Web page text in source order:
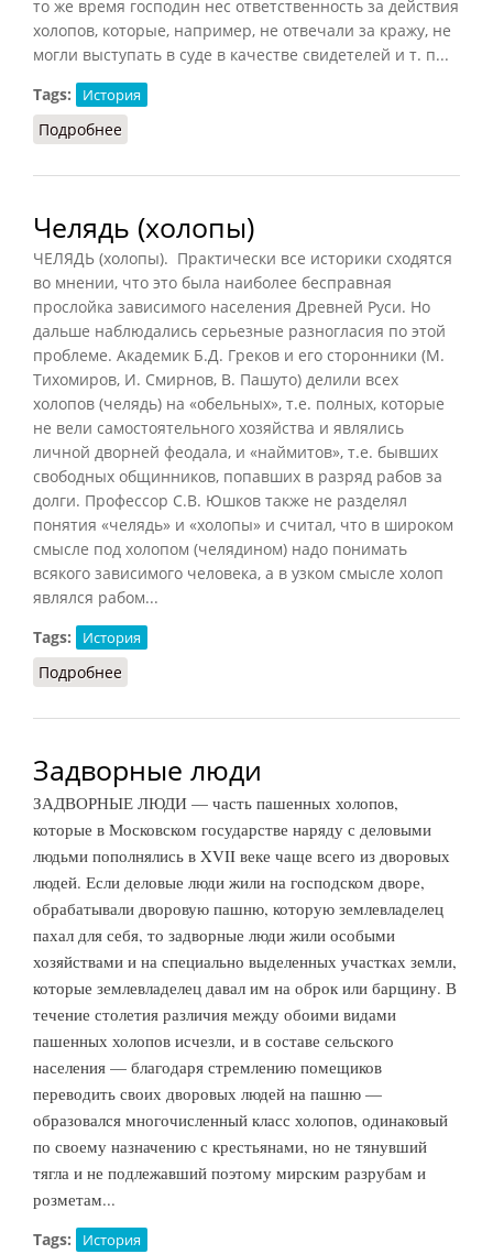
то же время господин нес ответственность за действия
холопов, которые, например, не отвечали за кражу, не
могли выступать в суде в качестве свидетелей и т. п...
Tags:
История
Подробнее
Челядь (холопы)
ЧЕЛЯДЬ (холопы). Практически все историки сходятся
во мнении, что это была наиболее бесправная
прослойка зависимого населения Древней Руси. Но
дальше наблюдались серьезные разногласия по этой
проблеме. Академик Б.Д. Греков и его сторонники (М.
Тихомиров, И. Смирнов, В. Пашуто) делили всех
холопов (челядь) на «обельных», т.е. полных, которые
не вели самостоятельного хозяйства и являлись
личной дворней феодала, и «наймитов», т.е. бывших
свободных общинников, попавших в разряд рабов за
долги. Профессор С.В. Юшков также не разделял
понятия «челядь» и «холопы» и считал, что в широком
смысле под холопом (челядином) надо понимать
всякого зависимого человека, а в узком смысле холоп
являлся рабом...
Tags:
История
Подробнее
Задворные люди
ЗАДВОРНЫЕ ЛЮДИ — часть пашенных холопов,
которые в Московском государстве наряду с деловыми
людьми пополнялись в XVII веке чаще всего из дворовых
людей. Если деловые люди жили на господском дворе,
обрабатывали дворовую пашню, которую землевладелец
пахал для себя, то задворные люди жили особыми
хозяйствами и на специально выделенных участках земли,
которые землевладелец давал им на оброк или барщину. В
течение столетия различия между обоими видами
пашенных холопов исчезли, и в составе сельского
населения — благодаря стремлению помещиков
переводить своих дворовых людей на пашню —
образовался многочисленный класс холопов, одинаковый
по своему назначению с крестьянами, но не тянувший
тягла и не подлежавший поэтому мирским разрубам и
розметам...
Tags: История